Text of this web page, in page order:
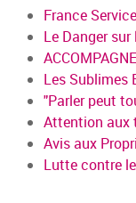
France
Le Danger
Les Sublimes
"Parler peut
Attention aux
Avis aux
Lutte contre